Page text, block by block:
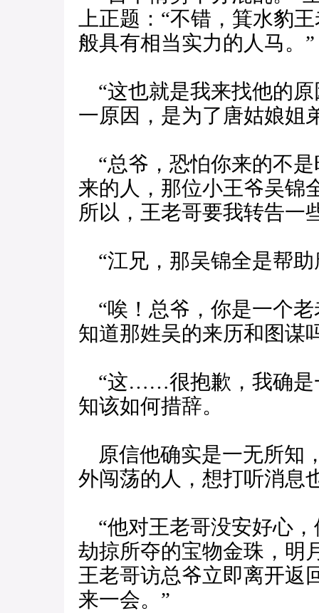
上正题：“不错，箕水豹
般具有相当实力的人马。”
“这也就是我来找他的原
一原因，是为了唐姑娘
“总爷，恐怕你来的不是
来的人，那位小王爷吴锦
所以，王老哥要我转告一
“江兄，那吴锦全是帮
“唉！总爷，你是一个
知道那姓吴的来历和图谋
“这……很抱歉，我确是
知该如何措辞。
原信他确实是一无所知
外闯荡的人，想打听消息
“他对王老哥没安好心
劫掠所夺的宝物金珠，明
王老哥访总爷立即离开返
来一会。”